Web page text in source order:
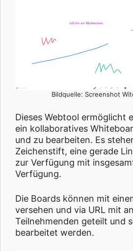
Bildquelle: Screenshot
Dieses Webtool ermöglicht
ein kollaboratives
und zu bearbeiten. Es
Zeichenstift, eine gerade
zur Verfügung mit
Verfügung.
Die Boards können mit
versehen und via URL mit
Teilnehmenden geteilt und
bearbeitet werden.